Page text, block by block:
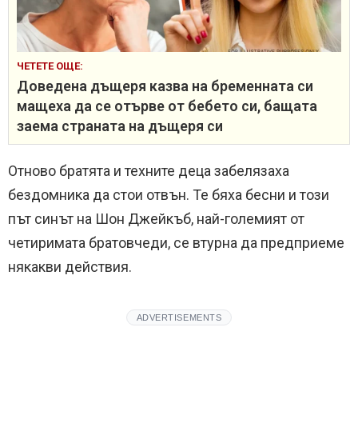
ЧЕТЕТЕ ОЩЕ:
Доведена дъщеря казва на бременната си
мащеха да се отърве от бебето си, бащата
заема страната на дъщеря си
Отново братята и техните деца забелязаха
бездомника да стои отвън. Те бяха бесни и този
път синът на Шон Джейкъб, най-големият от
четиримата братовчеди, се втурна да предприеме
някакви действия.
ADVERTISEMENTS